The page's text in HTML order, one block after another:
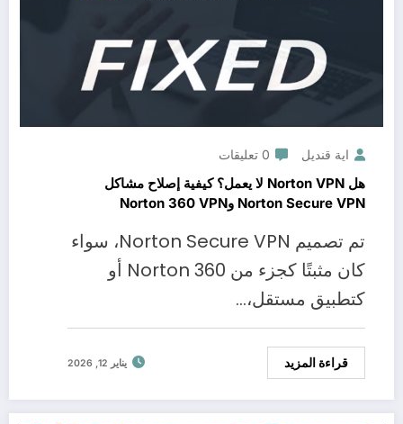
اية قنديل 0 تعليقات
هل Norton VPN لا يعمل؟ كيفية إصلاح مشاكل
Norton Secure VPN وNorton 360 VPN
تم تصميم Norton Secure VPN، سواء
كان مثبتًا كجزء من Norton 360 أو
كتطبيق مستقل،…
قراءة المزيد يناير 12, 2026